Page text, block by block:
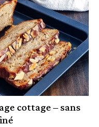
cottage – sans